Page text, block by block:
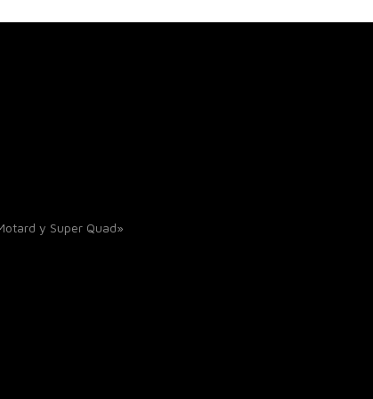
y Super Quad»